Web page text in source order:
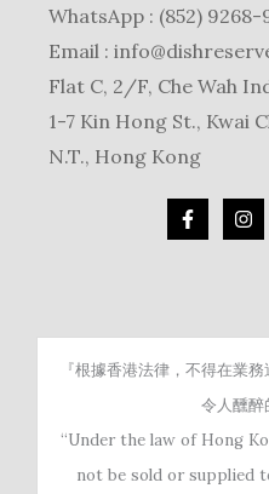
WhatsApp : (852) 9268-
Email :
Flat C, 2/F, Che Wah
1-7 Kin Hong St., Kwai
N.T., Hong Kong
『根據香港法律，不得在業
令人醺醉
“Under the law of Hong
not be sold or supplied